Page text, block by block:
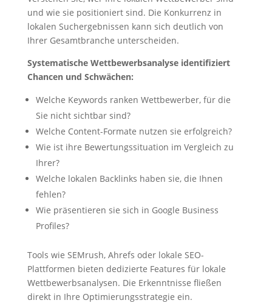
und wie sie positioniert sind. Die Konkurrenz in
lokalen Suchergebnissen kann sich deutlich von
Ihrer Gesamtbranche unterscheiden.
Systematische Wettbewerbsanalyse identifiziert
Chancen und Schwächen:
Welche Keywords ranken Wettbewerber, für die
Sie nicht sichtbar sind?
Welche Content-Formate nutzen sie erfolgreich?
Wie ist ihre Bewertungssituation im Vergleich zu
Ihrer?
Welche lokalen Backlinks haben sie, die Ihnen
fehlen?
Wie präsentieren sie sich in Google Business
Profiles?
Tools wie SEMrush, Ahrefs oder lokale SEO-
Plattformen bieten dedizierte Features für lokale
Wettbewerbsanalysen. Die Erkenntnisse fließen
direkt in Ihre Optimierungsstrategie ein.